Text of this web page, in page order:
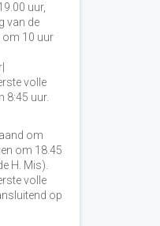
uur,
van de
om 10 uur
volle
8:45 uur.
om
om 18.45
H. Mis).
volle
op